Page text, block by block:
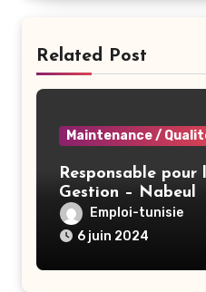
Related Post
Maintenance /
Responsable pour
Gestion – Nabeul
Emploi-tunisie
6 juin 2024